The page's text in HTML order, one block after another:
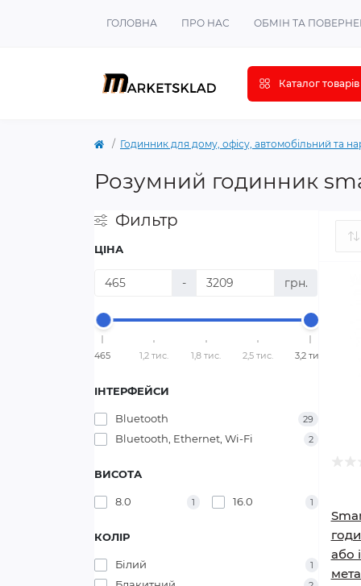
ГОЛОВНА ПРО НАС ОБМІН ТА
Каталог товарів
Годинник для дому, офісу, автомобільний та
Розумний годинник
Фильтр
ЦІНА
- грн.
465 1,2 тис. 1,8 тис. 2,5 тис. 3,2 тис.
ІНТЕРФЕЙСИ
Bluetooth 29
Bluetooth, Ethernet, Wi-Fi 2
ВИСОТА
8.0 1 16.0 1
КОЛІР
Білий 1
або